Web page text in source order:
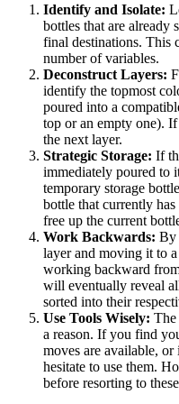
Identify and Isolate:
bottles that are already
final destinations. This
number of variables.
Deconstruct Layers:
identify the topmost
poured into a
top or an empty one).
the next layer.
Strategic Storage: If
immediately poured to
temporary storage
bottle that currently
free up the current
Work Backwards: By
layer and moving it to
working backward
will eventually reveal
sorted into their
Use Tools Wisely: The
a reason. If you find
moves are available,
hesitate to use them.
before resorting to